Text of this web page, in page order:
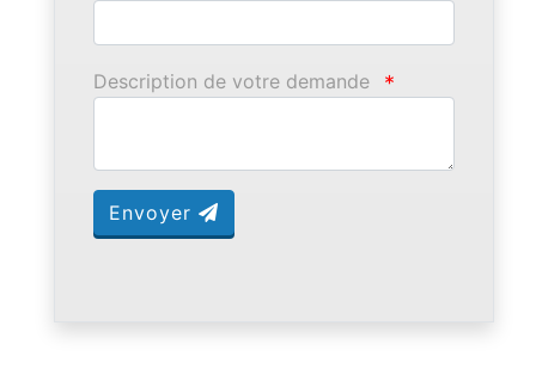
Description de votre demande *
Envoyer